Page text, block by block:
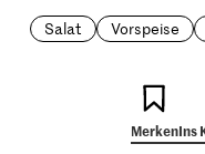
Salat
Vorspeise
MerkenIns